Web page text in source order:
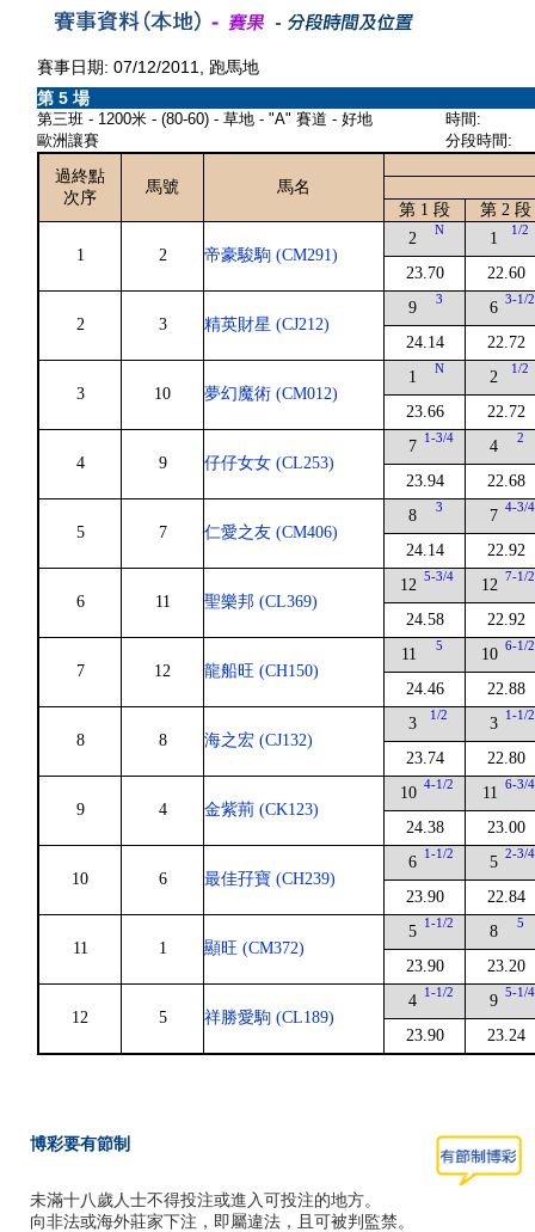
賽事日期: 07/12/2011, 跑馬地
第 5 場
第三班 - 1200米 - (80-60) - 草地 - "A" 賽道 - 好地
歐洲讓賽
時間:
分段時間:
過終點
次序
馬號
馬名
第 1 段
第 2 段
1 2 帝豪駿駒 (CM291)
2 N
23.70
1 1/2
22.60
2 3 精英財星 (CJ212)
9 3
24.14
6 3-1/2
22.72
3 10 夢幻魔術 (CM012)
1 N
23.66
2 1/2
22.72
4 9 仔仔女女 (CL253)
7 1-3/4
23.94
4 2
22.68
5 7 仁愛之友 (CM406)
8 3
24.14
7 4-3/4
22.92
6 11 聖樂邦 (CL369)
12 5-3/4
24.58
12 7-1/2
22.92
7 12 龍船旺 (CH150)
11 5
24.46
10 6-1/2
22.88
8 8 海之宏 (CJ132)
3 1/2
23.74
3 1-1/2
22.80
9 4 金紫荊 (CK123)
10 4-1/2
24.38
11 6-3/4
23.00
10 6 最佳孖寶 (CH239)
6 1-1/2
23.90
5 2-3/4
22.84
11 1 顯旺 (CM372)
5 1-1/2
23.90
8 5
23.20
12 5 祥勝愛駒 (CL189)
4 1-1/2
23.90
9 5-1/4
23.24
博彩要有節制
未滿十八歲人士不得投注或進入可投注的地方。
向非法或海外莊家下注，即屬違法，且可被判監禁。